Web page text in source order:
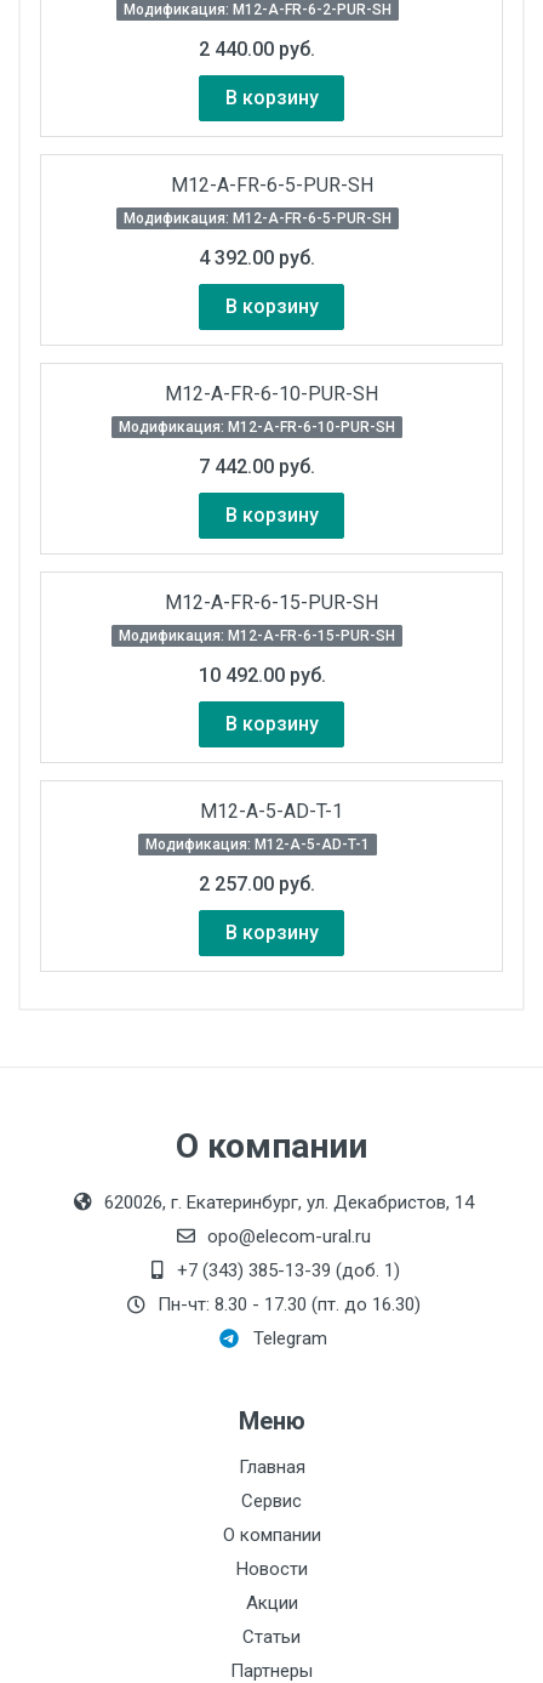
Модификация: M12-A-FR-6-2-PUR-SH
2 440.00 руб.
В корзину
M12-A-FR-6-5-PUR-SH
Модификация: M12-A-FR-6-5-PUR-SH
4 392.00 руб.
В корзину
M12-A-FR-6-10-PUR-SH
Модификация: M12-A-FR-6-10-PUR-SH
7 442.00 руб.
В корзину
M12-A-FR-6-15-PUR-SH
Модификация: M12-A-FR-6-15-PUR-SH
10 492.00 руб.
В корзину
M12-A-5-AD-T-1
Модификация: M12-A-5-AD-T-1
2 257.00 руб.
В корзину
Количество контактов
кабеля (для "Разъём
под винт
О компании
620026, г. Екатеринбург, ул. Декабристов, 14
opo@elecom-ural.ru
+7 (343) 385-13-39 (доб. 1)
Пн-чт: 8.30 - 17.30 (пт. до 16.30)
Telegram
Меню
Главная
Сервис
О компании
Новости
Акции
Статьи
Партнеры